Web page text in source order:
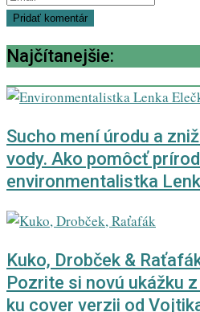
Najčítanejšie:
Sucho mení úrodu a
vody. Ako pomôcť
environmentalistka
Kuko, Drobček &
Pozrite si novú ukážku
ku cover verzii od